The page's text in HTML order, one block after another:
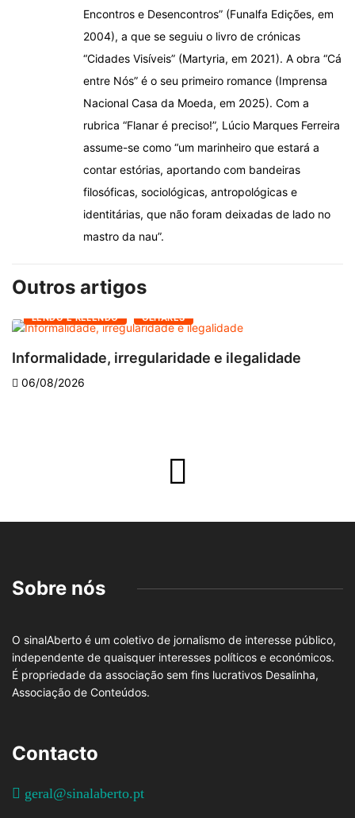
Encontros e Desencontros” (Funalfa Edições, em
2004), a que se seguiu o livro de crónicas
“Cidades Visíveis” (Martyria, em 2021). A obra “Cá
entre Nós” é o seu primeiro romance (Imprensa
Nacional Casa da Moeda, em 2025). Com a
rubrica “Flanar é preciso!”, Lúcio Marques Ferreira
assume-se como “um marinheiro que estará a
contar estórias, aportando com bandeiras
filosóficas, sociológicas, antropológicas e
identitárias, que não foram deixadas de lado no
mastro da nau”.
Outros artigos
LENDO E RELENDO OLHARES
Informalidade, irregularidade e ilegalidade
06/08/2026
Sobre nós
O sinalAberto é um coletivo de jornalismo de interesse público,
independente de quaisquer interesses políticos e económicos.
É propriedade da associação sem fins lucrativos Desalinha,
Associação de Conteúdos.
Contacto
geral@sinalaberto.pt